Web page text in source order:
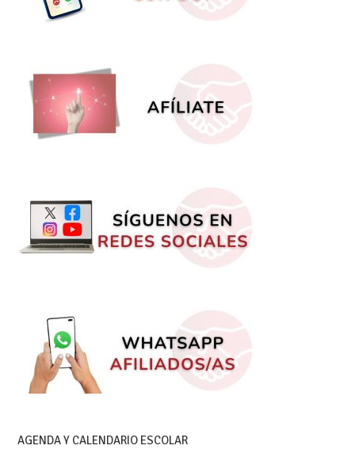
AGENDA Y CALENDARIO ESCOLAR